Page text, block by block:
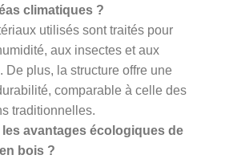
climatiques ?
utilisés sont traités pour
aux insectes et aux
De plus, la structure offre une
comparable à celle des
traditionnelles.
avantages écologiques de
bois ?